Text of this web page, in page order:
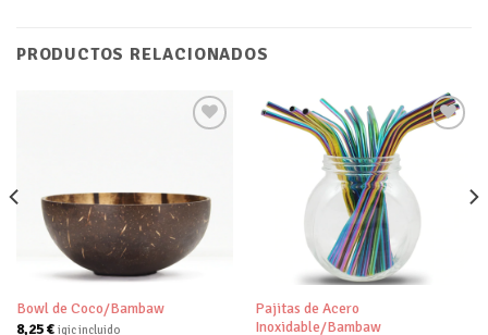
PRODUCTOS RELACIONADOS
a tu
lista de
deseos
Bowl de Coco/Bambaw
8,25€ igic incluido
Pajitas de Acero
Inoxidable/Bambaw